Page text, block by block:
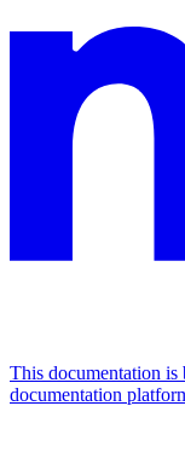
This documentation
documentation